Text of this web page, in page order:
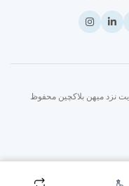
نزد میهن بلاکچین محفوظ